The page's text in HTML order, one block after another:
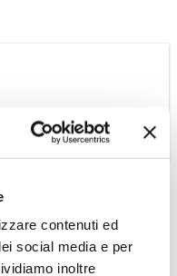
contenuti ed
social media e per
inoltre